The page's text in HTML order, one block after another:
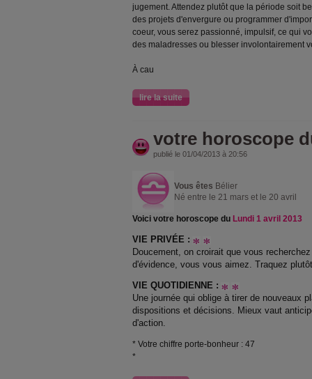
jugement. Attendez plutôt que la période soit
des projets d'envergure ou programmer
coeur, vous serez passionné, impulsif, ce qui
des maladresses ou blesser involontairement
À cau
lire la suite
votre horoscope
publié le 01/04/2013 à 20:56
Vous êtes Bélier
Né entre le 21 mars et le 20 avril
Voici votre horoscope du Lundi 1 avril 2013
VIE PRIVÉE :
Doucement, on croirait que vous
d'évidence, vous vous aimez. Traquez
VIE QUOTIDIENNE :
Une journée qui oblige à tirer de nouveaux
dispositions et décisions. Mieux vaut
d'action.
* Votre chiffre porte-bonheur : 47
*